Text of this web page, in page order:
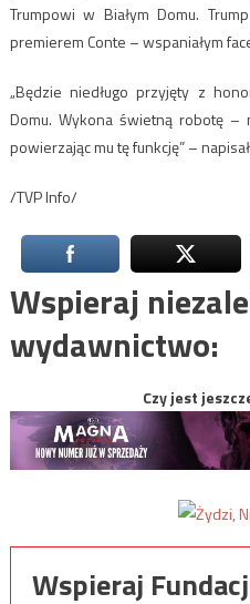
Trumpowi w Białym Domu.
premierem Conte – wspaniałym
„Będzie niedługo przyjęty z
Domu. Wykona świetną robotę –
powierzając mu tę funkcję” –
/TVP Info/
Wspieraj
wydawnictwo:
Czy jest
Wspieraj